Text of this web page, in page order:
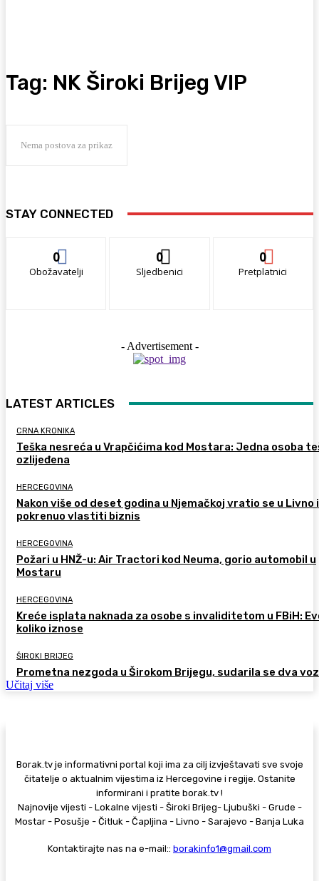
Tag: NK Široki Brijeg VIP
Nema postova za prikaz
STAY CONNECTED
0
Obožavatelji
0
Sljedbenici
0
Pretplatnici
- Advertisement -
LATEST ARTICLES
CRNA KRONIKA
Teška nesreća u Vrapčićima kod Mostara: Jedna osoba
ozlijeđena
HERCEGOVINA
Nakon više od deset godina u Njemačkoj vratio se u Livno i
pokrenuo vlastiti biznis
HERCEGOVINA
Požari u HNŽ-u: Air Tractori kod Neuma, gorio automobil u
Mostaru
HERCEGOVINA
Kreće isplata naknada za osobe s invaliditetom u FBiH:
koliko iznose
ŠIROKI BRIJEG
Prometna nezgoda u Širokom Brijegu, sudarila se dva
Učitaj više
Borak.tv je informativni portal koji ima za cilj izvještavati sve svoje
čitatelje o aktualnim vijestima iz Hercegovine i regije. Ostanite
informirani i pratite borak.tv !
Najnovije vijesti - Lokalne vijesti - Široki Brijeg- Ljubuški - Grude -
Mostar - Posušje - Čitluk - Čapljina - Livno - Sarajevo - Banja Luka
Kontaktirajte nas na e-mail:: borakinfo1@gmail.com